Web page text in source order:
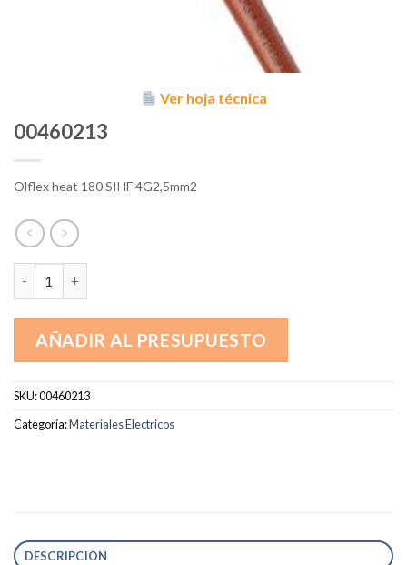
Ver hoja técnica
00460213
Olflex heat 180 SIHF 4G2,5mm2
AÑADIR AL PRESUPUESTO
SKU:00460213
Categoría:Materiales Electricos
DESCRIPCIÓN